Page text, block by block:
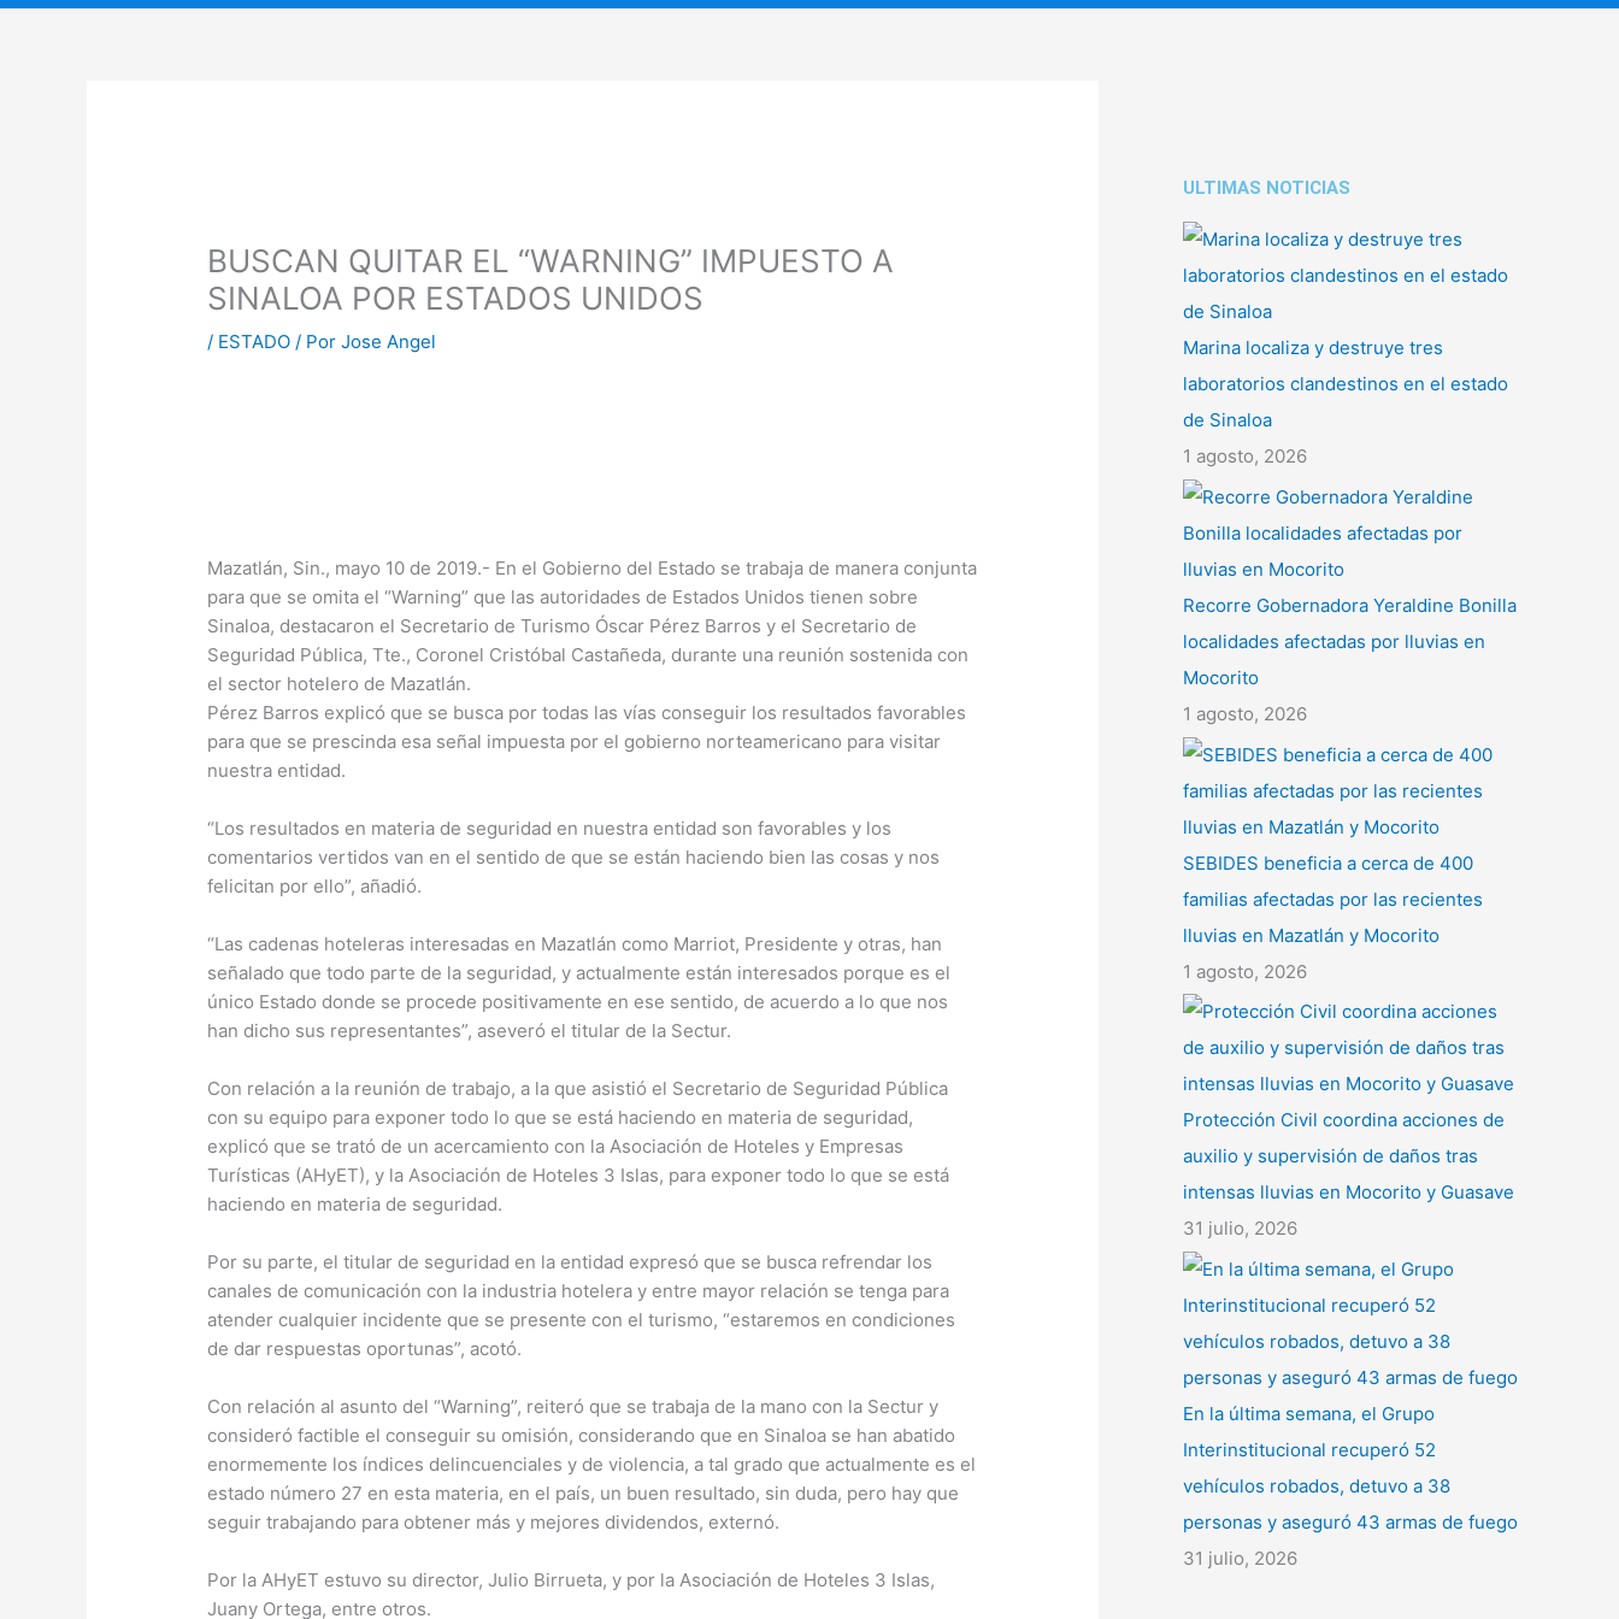
BUSCAN QUITAR EL “WARNING” IMPUESTO A
SINALOA POR ESTADOS UNIDOS
/ ESTADO / PorJose Angel
Mazatlán, Sin., mayo 10 de 2019.- En el Gobierno del Estado se trabaja de manera conjunta
para que se omita el “Warning” que las autoridades de Estados Unidos tienen sobre
Sinaloa, destacaron el Secretario de Turismo Óscar Pérez Barros y el Secretario de
Seguridad Pública, Tte., Coronel Cristóbal Castañeda, durante una reunión sostenida con
el sector hotelero de Mazatlán.
Pérez Barros explicó que se busca por todas las vías conseguir los resultados favorables
para que se prescinda esa señal impuesta por el gobierno norteamericano para visitar
nuestra entidad.
“Los resultados en materia de seguridad en nuestra entidad son favorables y los
comentarios vertidos van en el sentido de que se están haciendo bien las cosas y nos
felicitan por ello”, añadió.
“Las cadenas hoteleras interesadas en Mazatlán como Marriot, Presidente y otras, han
señalado que todo parte de la seguridad, y actualmente están interesados porque es el
único Estado donde se procede positivamente en ese sentido, de acuerdo a lo que nos
han dicho sus representantes”, aseveró el titular de la Sectur.
Con relación a la reunión de trabajo, a la que asistió el Secretario de Seguridad Pública
con su equipo para exponer todo lo que se está haciendo en materia de seguridad,
explicó que se trató de un acercamiento con la Asociación de Hoteles y Empresas
Turísticas (AHyET), y la Asociación de Hoteles 3 Islas, para exponer todo lo que se está
haciendo en materia de seguridad.
Por su parte, el titular de seguridad en la entidad expresó que se busca refrendar los
canales de comunicación con la industria hotelera y entre mayor relación se tenga para
atender cualquier incidente que se presente con el turismo, “estaremos en condiciones
de dar respuestas oportunas”, acotó.
Con relación al asunto del “Warning”, reiteró que se trabaja de la mano con la Sectur y
consideró factible el conseguir su omisión, considerando que en Sinaloa se han abatido
enormemente los índices delincuenciales y de violencia, a tal grado que actualmente es el
estado número 27 en esta materia, en el país, un buen resultado, sin duda, pero hay que
seguir trabajando para obtener más y mejores dividendos, externó.
Por la AHyET estuvo su director, Julio Birrueta, y por la Asociación de Hoteles 3 Islas,
Juany Ortega, entre otros.
ULTIMAS NOTICIAS
Marina localiza y destruye tres
laboratorios clandestinos en el estado
de Sinaloa
1 agosto, 2026
Recorre Gobernadora Yeraldine Bonilla
localidades afectadas por lluvias en
Mocorito
1 agosto, 2026
SEBIDES beneficia a cerca de 400
familias afectadas por las recientes
lluvias en Mazatlán y Mocorito
1 agosto, 2026
Protección Civil coordina acciones de
auxilio y supervisión de daños tras
intensas lluvias en Mocorito y Guasave
31 julio, 2026
En la última semana, el Grupo
Interinstitucional recuperó 52
vehículos robados, detuvo a 38
personas y aseguró 43 armas de fuego
31 julio, 2026